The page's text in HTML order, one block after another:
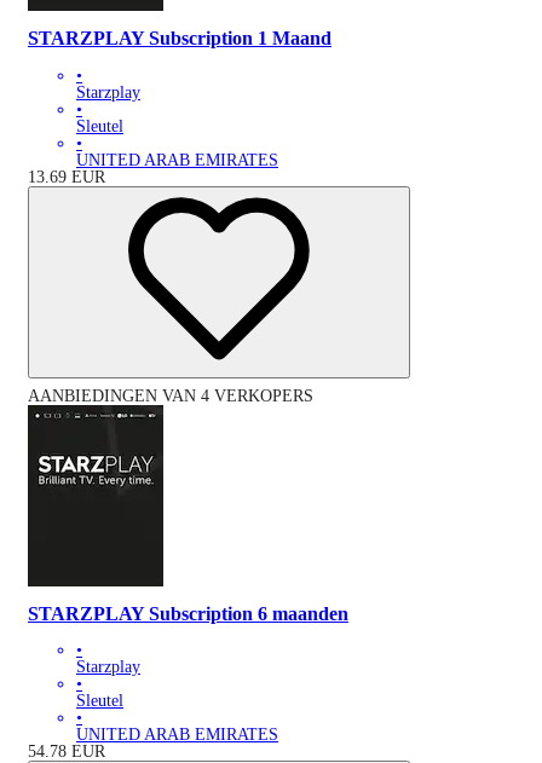
STARZPLAY Subscription 1 Maand
•
Starzplay
•
Sleutel
•
UNITED ARAB EMIRATES
13.69 EUR
AANBIEDINGEN VAN 4 VERKOPERS
STARZPLAY Subscription 6 maanden
•
Starzplay
•
Sleutel
•
UNITED ARAB EMIRATES
54.78 EUR